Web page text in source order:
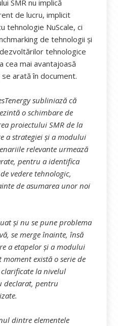
SMR nu implică
de lucru, implicit
tehnologie NuScale, ci
de tehnologii și
tehnologice
cea mai avantajoasă
arată în document.
subliniază că
o schimbare de
proiectului SMR de la
a strategiei și a modului
relevante urmează
pentru a identifica
vedere tehnologic,
de asumarea unor noi
și nu se pune problema
se merge înainte, însă
a etapelor și a modului
există o serie de
la nivelul
declarat, pentru
dintre elementele